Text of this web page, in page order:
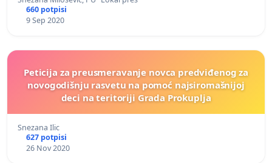
660 potpisi
9 Sep 2020
Peticija za preusmeravanje novca predviđenog za
novogodišnju rasvetu na pomoć najsiromašnijoj
deci na teritoriji Grada Prokuplja
Snezana Ilic
627 potpisi
26 Nov 2020